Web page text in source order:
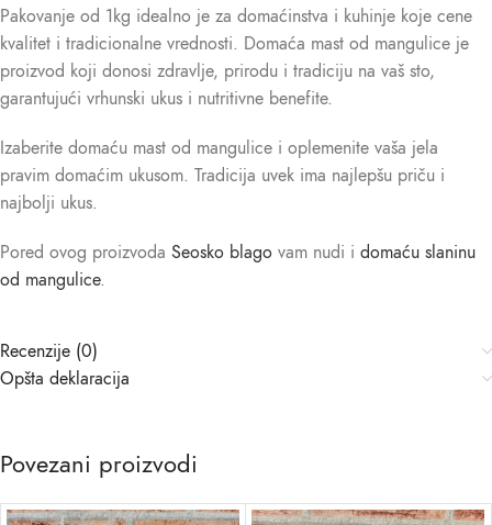
Pakovanje od 1kg idealno je za domaćinstva i kuhinje koje cene
kvalitet i tradicionalne vrednosti. Domaća mast od mangulice je
proizvod koji donosi zdravlje, prirodu i tradiciju na vaš sto,
garantujući vrhunski ukus i nutritivne benefite.
Izaberite domaću mast od mangulice i oplemenite vaša jela
pravim domaćim ukusom. Tradicija uvek ima najlepšu priču i
najbolji ukus.
Pored ovog proizvoda Seosko blago vam nudi i domaću slaninu
od mangulice.
Recenzije (0)
Opšta deklaracija
Povezani proizvodi